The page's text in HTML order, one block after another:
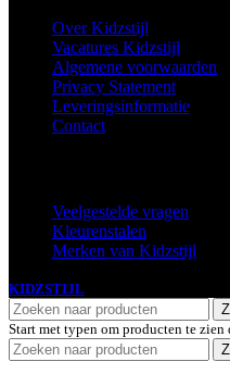
Over Kidzstijl
Vacatures Kidzstijl
Algemene voorwaarden
Privacy Statement
Leveringsinformatie
Contact
Veelgestelde vragen
Kleurenstalen
Merken van Kidzstijl
KIDZSTIJL
Start met typen om producten te zien